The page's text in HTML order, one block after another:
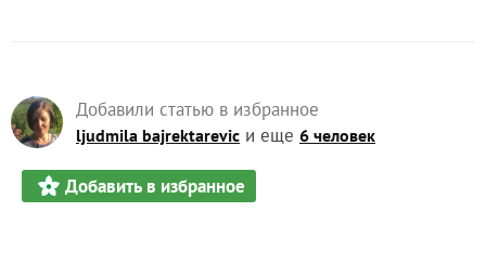
Добавили статью в избранное
ljudmila bajrektarevic и еще 6 человек
Добавить в избранное